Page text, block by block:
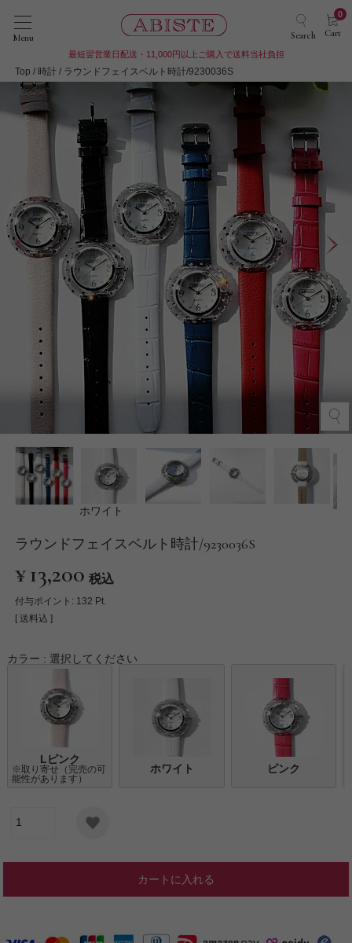
Menu Search Cart
0
最短翌営業日配送・11,000円以上ご購入で送料当社負担
Top 時計 ラウンドフェイスベルト時計/9230036S
ホワイト
ラウンドフェイスベルト時計/9230036S
¥13,200 税込
付与ポイント: 132 Pt.
送料込
カラー 選択してください
Lピンク
※取り寄せ（完売の可
能性があります）
ホワイト ピンク
カートに入れる